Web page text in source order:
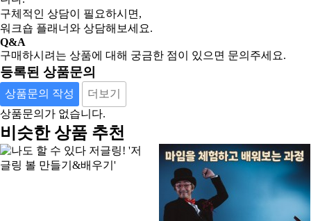
구체적인 상담이 필요하시면,
워크숍 플래너와 상담해보세요.
Q&A
구매하시려는 상품에 대해 궁금한 점이 있으면 문의주세요.
등록된 상품문의
상품문의 작성
더보기
상품문의가 없습니다.
비슷한 상품 추천